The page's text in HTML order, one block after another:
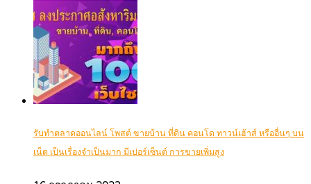
รับทำตลาดออนไลน์ โพสต์ ขายบ้าน ที่ดิน คอนโด ทาวน์เฮ้าส์ หรืออื่นๆ บน
เน็ต เป็นเรื่องจำเป็นมาก มีเปอร์เซ็นต์ การขายเพิ่มสูง